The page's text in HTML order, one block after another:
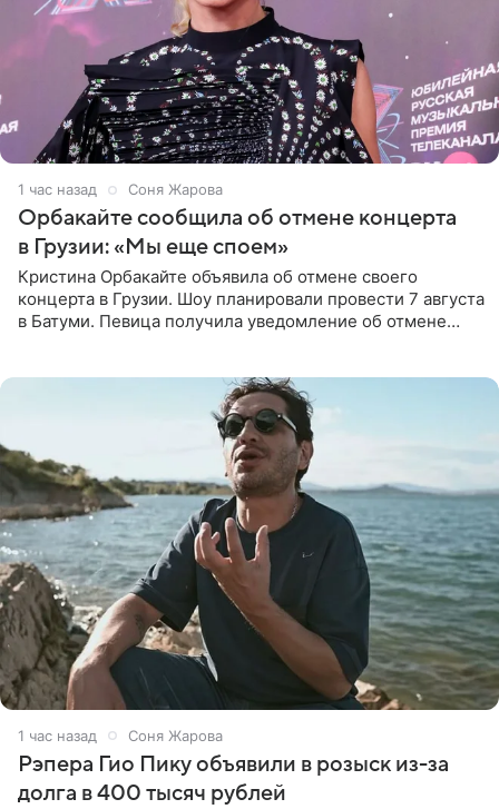
1 час назад Соня Жарова
Орбакайте сообщила об отмене концерта
в Грузии: «Мы еще споем»
Кристина Орбакайте объявила об отмене своего
концерта в Грузии. Шоу планировали провести 7 августа
в Батуми. Певица получила уведомление об отмене
1 час назад Соня Жарова
Рэпера Гио Пику объявили в розыск из-за
долга в 400 тысяч рублей